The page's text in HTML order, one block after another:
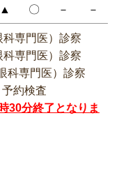
▲ 〇 － －
専門医）診察
専門医）診察
科専門医）診察
約検査
30分終了となりま